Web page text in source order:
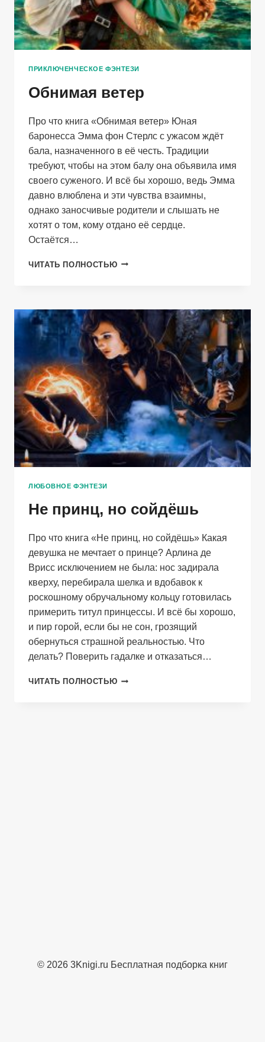
ПРИКЛЮЧЕНЧЕСКОЕ ФЭНТЕЗИ
Обнимая ветер
Про что книга «Обнимая ветер» Юная
баронесса Эмма фон Стерлс с ужасом ждёт
бала, назначенного в её честь. Традиции
требуют, чтобы на этом балу она объявила имя
своего суженого. И всё бы хорошо, ведь Эмма
давно влюблена и эти чувства взаимны,
однако заносчивые родители и слышать не
хотят о том, кому отдано её сердце.
Остаётся…
ЧИТАТЬ ПОЛНОСТЬЮ ОБНИМАЯ
ЛЮБОВНОЕ ФЭНТЕЗИ
Не принц, но сойдёшь
Про что книга «Не принц, но сойдёшь» Какая
девушка не мечтает о принце? Арлина де
Врисс исключением не была: нос задирала
кверху, перебирала шелка и вдобавок к
роскошному обручальному кольцу готовилась
примерить титул принцессы. И всё бы хорошо,
и пир горой, если бы не сон, грозящий
обернуться страшной реальностью. Что
делать? Поверить гадалке и отказаться…
ЧИТАТЬ ПОЛНОСТЬЮ НЕ
© 2026 3Knigi.ru Бесплатная подборка книг